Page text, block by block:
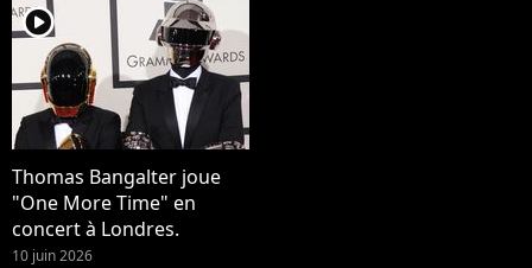
player2
Thomas Bangalter joue
"One More Time" en
concert à Londres.
10 juin 2026